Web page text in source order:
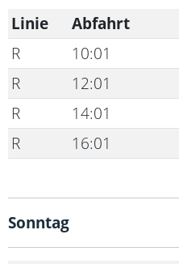
Linie Abfahrt
R
10:01
R
12:01
R
14:01
R
16:01
Sonntag